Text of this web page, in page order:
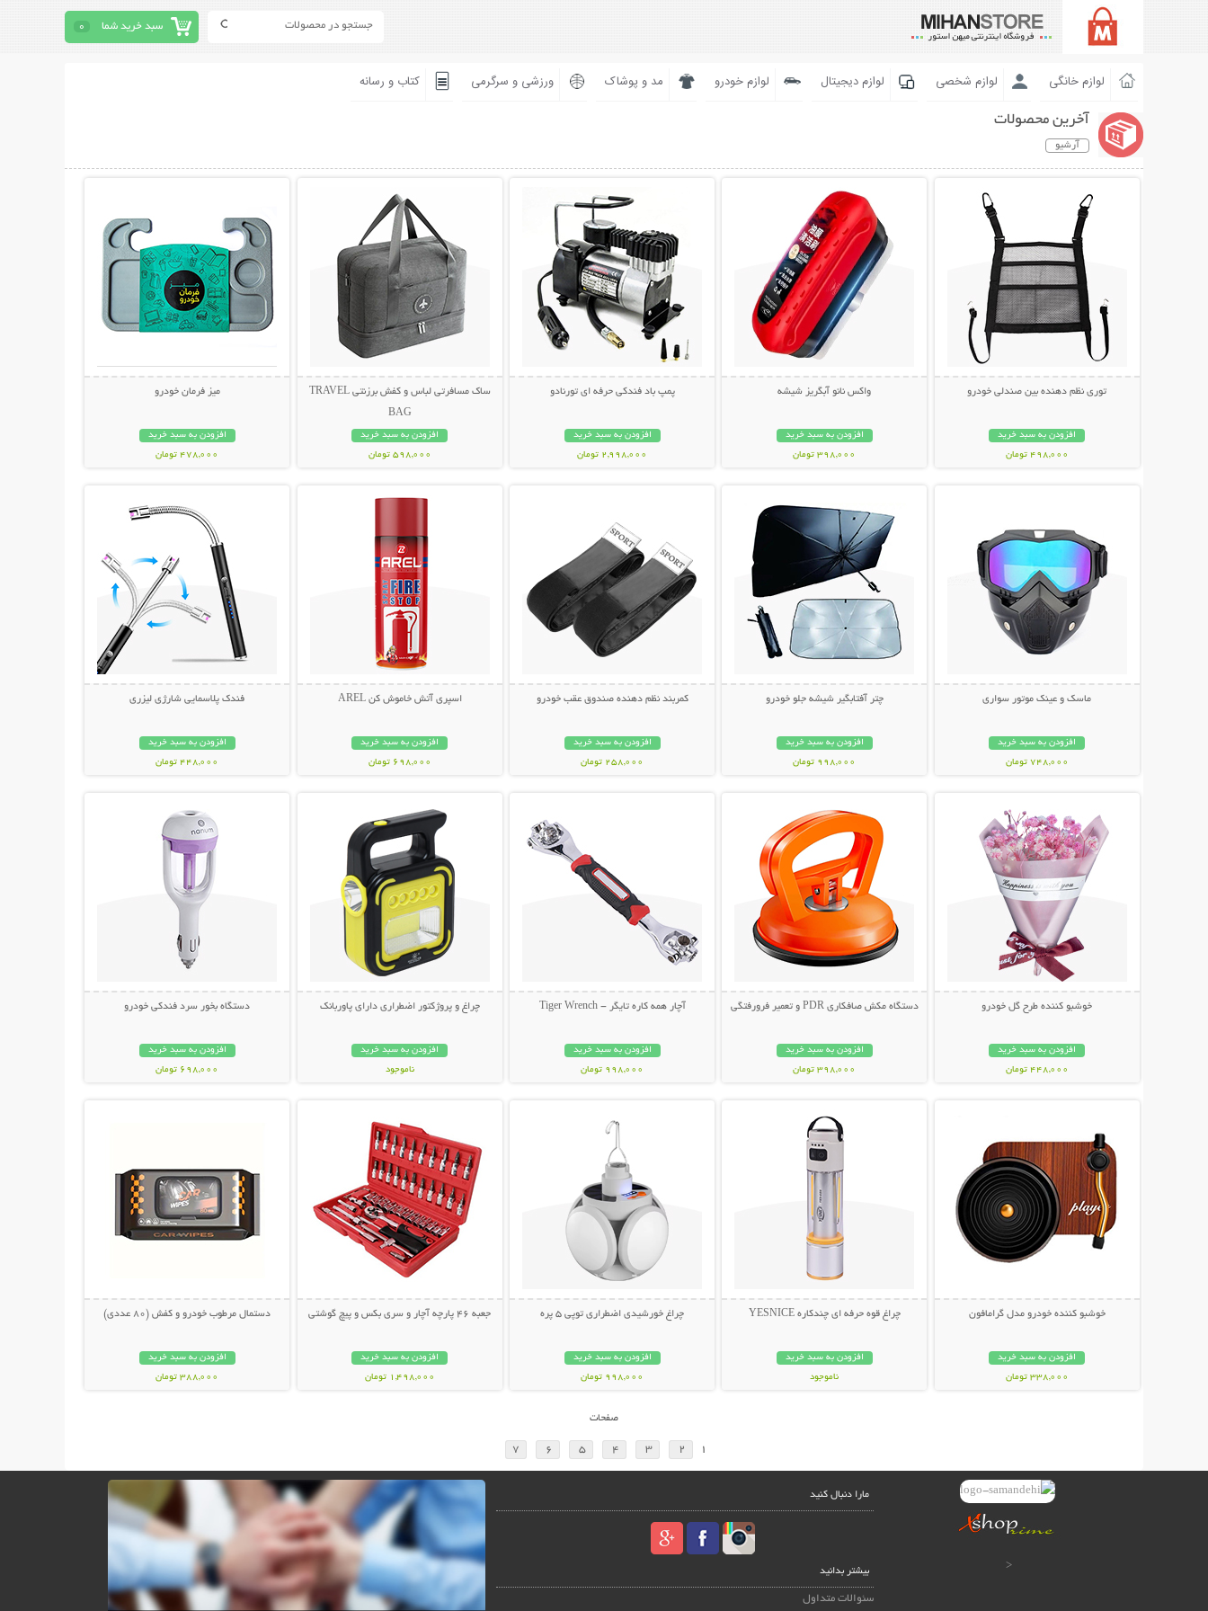
سبد خرید شما 0
لوازم خانگی لوازم شخصی لوازم دیجیتال لوازم خودرو مد و پوشاک ورزشی و سرگرمی کتاب و رسانه
آخرین محصولات
آرشیو
توری نظم دهنده بین صندلی خودرو
افزودن به سبد خرید
498,000 تومان
واکس نانو آبگریز شیشه
افزودن به سبد خرید
398,000 تومان
پمپ باد فندکی حرفه ای تورنادو
افزودن به سبد خرید
2,998,000 تومان
ساک مسافرتی لباس و کفش برزنتی TRAVEL
BAG
افزودن به سبد خرید
598,000 تومان
میز فرمان خودرو
افزودن به سبد خرید
478,000 تومان
ماسک و عینک موتور سواری
افزودن به سبد خرید
748,000 تومان
چتر آفتابگیر شیشه جلو خودرو
افزودن به سبد خرید
998,000 تومان
کمربند نظم دهنده صندوق عقب خودرو
افزودن به سبد خرید
258,000 تومان
اسپری آتش خاموش کن AREL
افزودن به سبد خرید
698,000 تومان
فندک پلاسمایی شارژی لیزری
افزودن به سبد خرید
448,000 تومان
خوشبو کننده طرح گل خودرو
افزودن به سبد خرید
448,000 تومان
دستگاه مکش صافکاری PDR و تعمیر فرورفتگی
افزودن به سبد خرید
398,000 تومان
آچار همه کاره تایگر - Tiger Wrench
افزودن به سبد خرید
998,000 تومان
چراغ و پروژکتور اضطراری دارای پاوربانک
افزودن به سبد خرید
ناموجود
دستگاه بخور سرد فندکی خودرو
افزودن به سبد خرید
698,000 تومان
خوشبو کننده خودرو مدل گرامافون
افزودن به سبد خرید
338,000 تومان
چراغ قوه حرفه ای چندکاره YESNICE
افزودن به سبد خرید
ناموجود
چراغ خورشیدی اضطراری توپی 5 پره
افزودن به سبد خرید
998,000 تومان
جعبه 46 پارچه آچار و سری بکس و پیچ گوشتی
افزودن به سبد خرید
1,498,000 تومان
دستمال مرطوب خودرو و کفش (80 عددی)
افزودن به سبد خرید
388,000 تومان
صفحات
1
2
3
4
5
6
7
<
مارا دنبال کنید
بیشتر بدانید
سئوالات متداول